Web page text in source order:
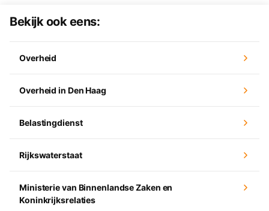
Bekijk ook eens:
Overheid
Overheid in Den Haag
Belastingdienst
Rijkswaterstaat
Ministerie van Binnenlandse Zaken en
Koninkrijksrelaties